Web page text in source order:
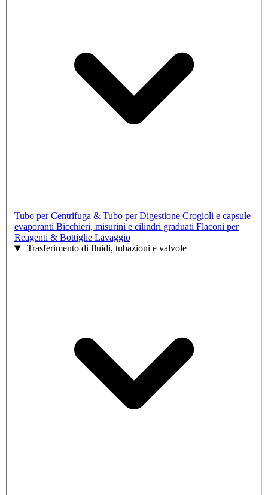
Tubo per Centrifuga & Tubo per Digestione Crogioli e capsule
evaporanti Bicchieri, misurini e cilindri graduati Flaconi per
Reagenti & Bottiglie Lavaggio
Trasferimento di fluidi, tubazioni e valvole